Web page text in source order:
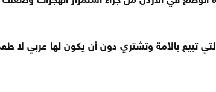
تبيع بالأمة وتشتري دون أن يكون لها عربي لا